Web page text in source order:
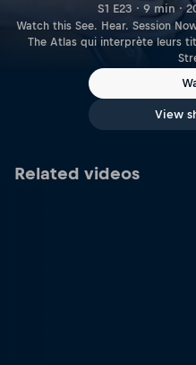
S1 E23 · 9 min ·
Watch this See. Hear. Session
The Atlas qui interprète leurs
View
Related videos